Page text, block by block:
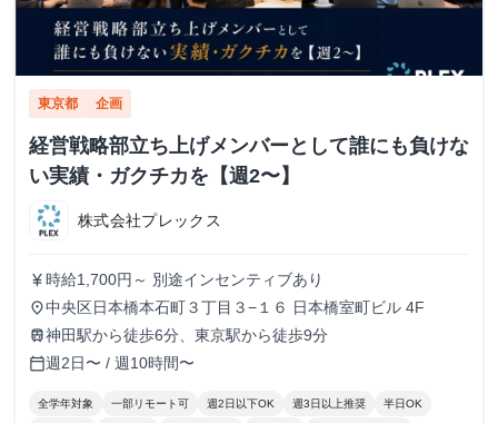
東京都 企画
経営戦略部立ち上げメンバーとして誰にも負けな
い実績・ガクチカを【週2〜】
株式会社プレックス
currency_yen 時給1,700円～ 別途インセンティブあり
place中央区日本橋本石町３丁目３−１６ 日本橋室町ビル 4F
train神田駅から徒歩6分、東京駅から徒歩9分
calendar_today週2日〜 / 週10時間〜
全学年対象 一部リモート可 週2日以下OK 週3日以上推奨 半日OK